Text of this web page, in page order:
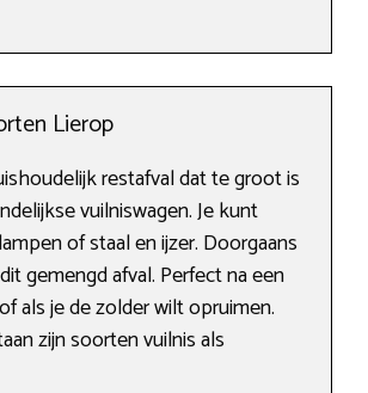
Lierop
restafval dat te groot is
vuilniswagen. Je kunt
of staal en ijzer. Doorgaans
gemengd afval. Perfect na een
als je de zolder wilt opruimen.
zijn soorten vuilnis als